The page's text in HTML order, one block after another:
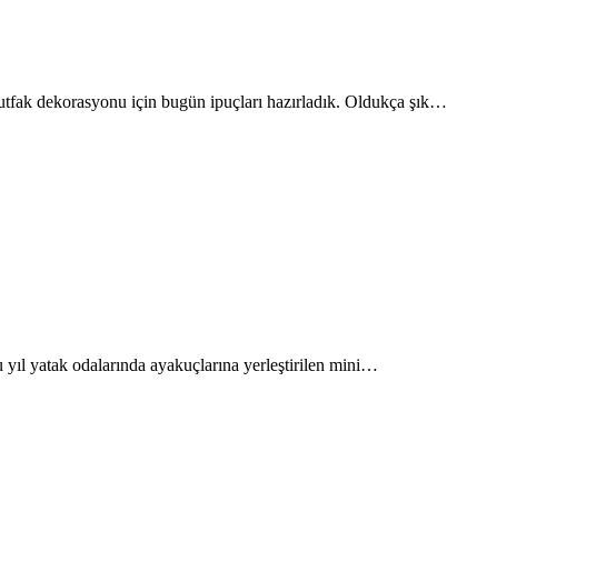
dekorasyonu için bugün ipuçları hazırladık. Oldukça şık…
yıl yatak odalarında ayakuçlarına yerleştirilen mini…